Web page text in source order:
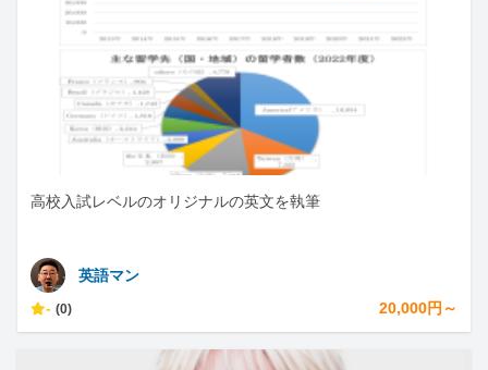
高校入試レベルのオリジナルの英文を執筆
英語マン
- (0) 20,000円～